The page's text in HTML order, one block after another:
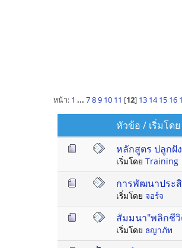
หน้า: 1 ... 7 8 9 10 11 [12] 13 14 15 16
หัวข้อ / เริ่มโดย
หลักสูตร ปลูกฝั
เริ่มโดย Training
การพัฒนาประ
เริ่มโดย จอร์จ
สัมมนา"พลิกชี
เริ่มโดย ธญาภัท